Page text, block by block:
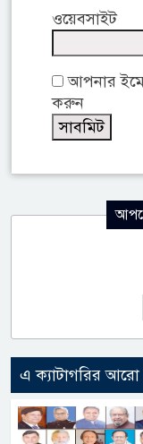
ওয়েবসাইট
আপনার
করুন
এ ক্যাটাগরির